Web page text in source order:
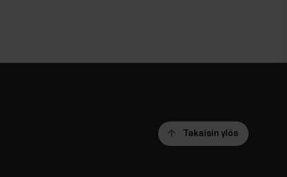
Takaisin ylös